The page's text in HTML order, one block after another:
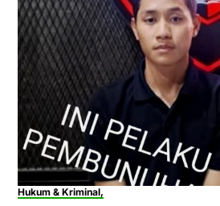
Hukum & Kriminal,